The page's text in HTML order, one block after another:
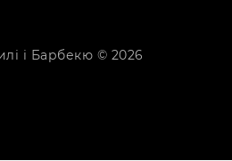
і Барбекю © 2026